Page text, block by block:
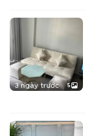
3 ngày trước 5